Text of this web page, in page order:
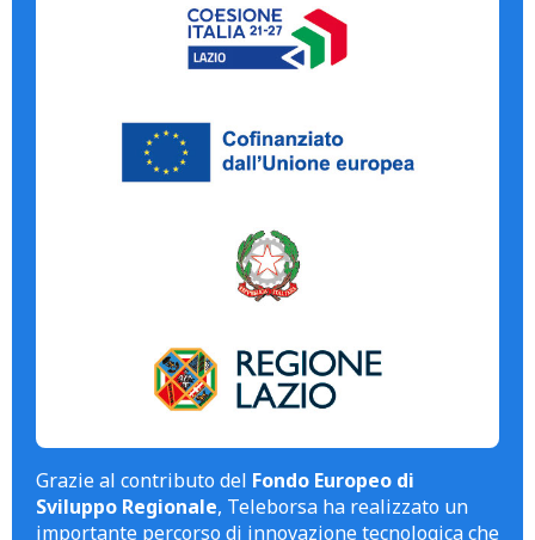
Grazie al contributo del Fondo Europeo di
Sviluppo Regionale, Teleborsa ha realizzato un
importante percorso di innovazione tecnologica che